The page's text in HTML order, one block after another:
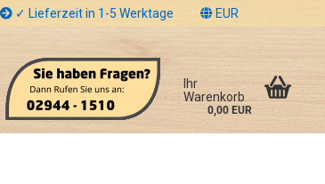
✓ Lieferzeit in 1-5 Werktage
EUR
Ihr
Warenkorb
0,00 EUR